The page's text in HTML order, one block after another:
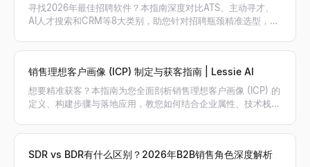
寻找2026年最佳招聘软件？本指南深度对比ATS、主动寻才、
AI人才搜索和CRM等8大类别，助您针对招聘瓶颈精准选型，搭
销售理想客户画像 (ICP) 制定与获客指南 | Lessie AI
想要精准获客？本指南为您全面剖析销售理想客户画像 (ICP) 的
定义、构建步骤与落地应用，教您如何结合企业属性、技术栈和
SDR vs BDR有什么区别？2026年B2B销售角色深度解析